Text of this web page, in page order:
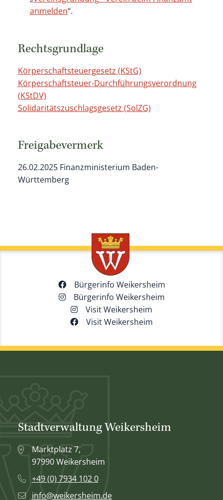
anmelden“.
Rechtsgrundlage
Körperschaftsteuergesetz (KStG)
Körperschaftsteuer-Durchführungsverordnung
(KStDV)
Solidaritätszuschlagsgesetz (SolZG)
Freigabevermerk
26.02.2025 Finanzministerium Baden-
Württemberg
Bürgerinfo Weikersheim
Bürgerinfo Weikersheim
Visit Weikersheim
Visit Weikersheim
Stadtverwaltung Weikersheim
Marktplatz 7,
97990 Weikersheim
+49 (0) 7934 102 0
info@weikersheim.de